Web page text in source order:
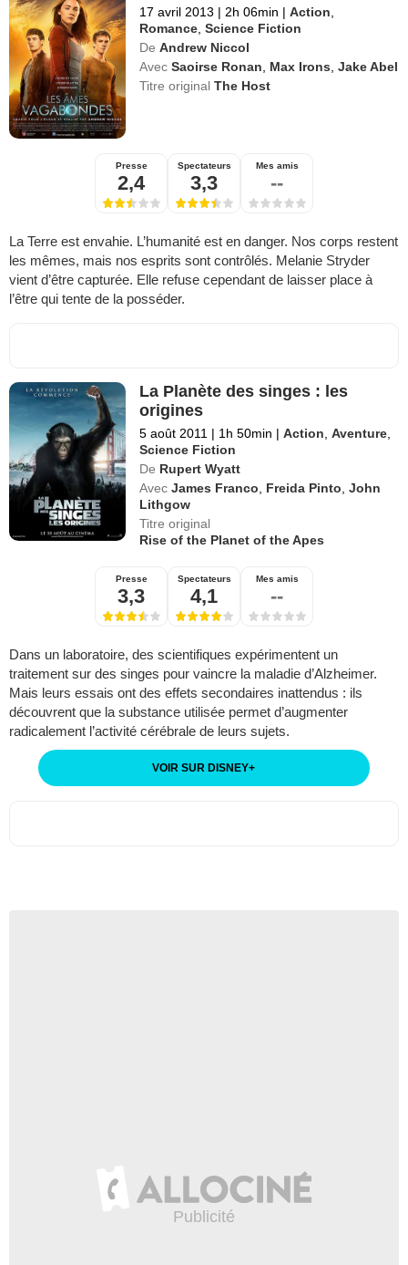
17 avril 2013 | 2h 06min | Action
Romance ,Science Fiction
De Andrew Niccol
Avec Saoirse Ronan Max Irons ,Jake Abel
Titre originalThe Host
Presse
2,4
Spectateurs
3,3
Mes amis
--
La Terre est envahie. L’humanité est en danger. Nos corps restent
les mêmes, mais nos esprits sont contrôlés. Melanie Stryder
vient d’être capturée. Elle refuse cependant de laisser place à
l’être qui tente de la posséder.
La Planète des singes : les
origines
5 août 2011 | 1h 50min | Action ,Aventure
Science Fiction
De Rupert Wyatt
Avec James Franco Freida Pinto ,John
Lithgow
Titre original
Rise of the Planet of the Apes
Presse
3,3
Spectateurs
4,1
Mes amis
--
Dans un laboratoire, des scientifiques expérimentent un
traitement sur des singes pour vaincre la maladie d’Alzheimer.
Mais leurs essais ont des effets secondaires inattendus : ils
découvrent que la substance utilisée permet d’augmenter
radicalement l’activité cérébrale de leurs sujets.
VOIR SUR DISNEY+